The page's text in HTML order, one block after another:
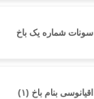
سونات شماره یک باخ
اقیانوسی بنام باخ (۱)